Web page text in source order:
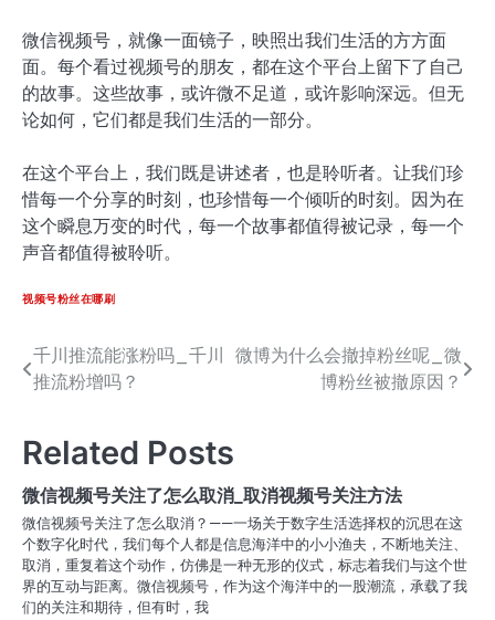
微信视频号，就像一面镜子，映照出我们生活的方方面
面。每个看过视频号的朋友，都在这个平台上留下了自己
的故事。这些故事，或许微不足道，或许影响深远。但无
论如何，它们都是我们生活的一部分。
在这个平台上，我们既是讲述者，也是聆听者。让我们珍
惜每一个分享的时刻，也珍惜每一个倾听的时刻。因为在
这个瞬息万变的时代，每一个故事都值得被记录，每一个
声音都值得被聆听。
视频号粉丝在哪刷
文
章
导
航
千川推流能涨粉吗_千川
推流粉增吗？
微博为什么会撤掉粉丝呢_微
博粉丝被撤原因？
Related Posts
微信视频号关注了怎么取消_取消视频号关注方法
微信视频号关注了怎么取消？——一场关于数字生活选择权的沉思在这
个数字化时代，我们每个人都是信息海洋中的小小渔夫，不断地关注、
取消，重复着这个动作，仿佛是一种无形的仪式，标志着我们与这个世
界的互动与距离。微信视频号，作为这个海洋中的一股潮流，承载了我
们的关注和期待，但有时，我